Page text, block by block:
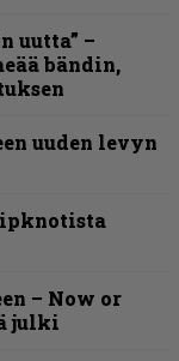
uutta” –
bändin,
uuden levyn
– Now or
julki